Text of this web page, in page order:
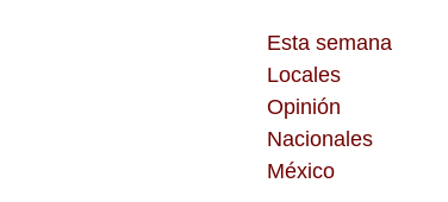
Esta semana
Locales
Opinión
Nacionales
México